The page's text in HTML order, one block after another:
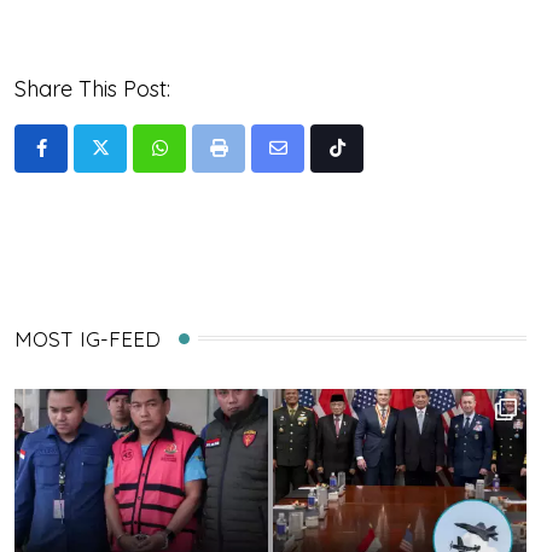
Share This Post:
WhatsappPrint
Share
Tiktok
MOST IG-FEED